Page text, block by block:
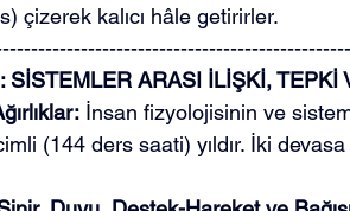
çizerek kalıcı hâle getirirler.
SİSTEMLER ARASI İLİŞKİ, TEPKİ
İnsan fizyolojisinin ve
(144 ders saati) yıldır. İki